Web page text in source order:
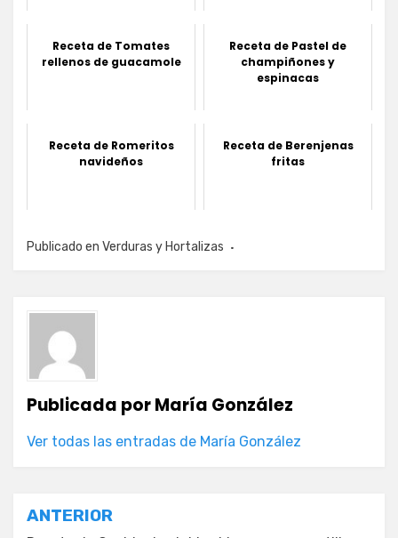
Receta de Tomates
rellenos de guacamole
Receta de Pastel de
champiñones y
espinacas
Receta de Romeritos
navideños
Receta de Berenjenas
fritas
Publicado en Verduras y Hortalizas
Publicada porMaría González
Ver todas las entradas de María González
Navegación
ANTERIOR